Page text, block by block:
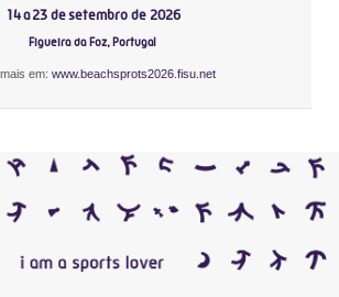
14 a 23 de setembro de 2026
Figueira da Foz, Portugal
em: www.beachsprots2026.fisu.net